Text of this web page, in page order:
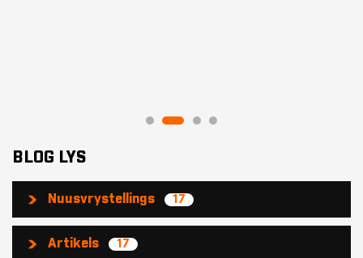
BLOG LYS
Nuusvrystellings 17
Artikels 17